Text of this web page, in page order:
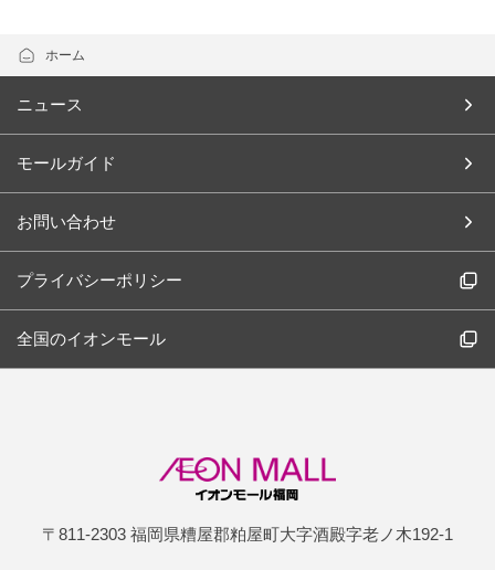
ホーム
ニュース
モールガイド
お問い合わせ
プライバシーポリシー
全国のイオンモール
〒811-2303 福岡県糟屋郡粕屋町大字酒殿字老ノ木192-1